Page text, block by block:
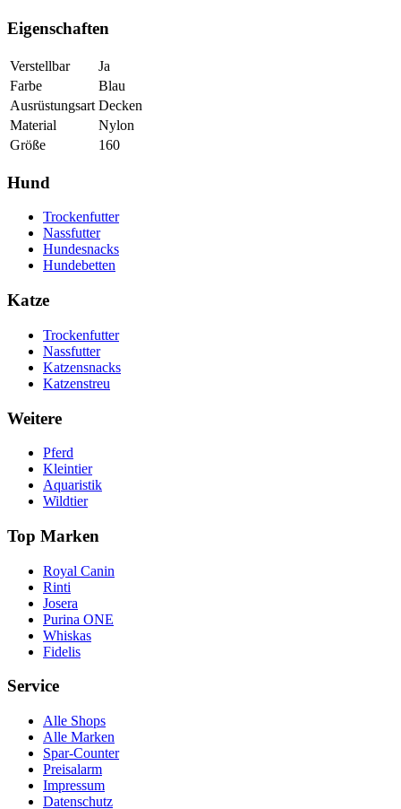
Eigenschaften
Verstellbar
Ja
Farbe
Blau
Ausrüstungsart Decken
Material
Nylon
Größe
160
Hund
Trockenfutter
Nassfutter
Hundesnacks
Hundebetten
Katze
Trockenfutter
Nassfutter
Katzensnacks
Katzenstreu
Weitere
Pferd
Kleintier
Aquaristik
Wildtier
Top Marken
Royal Canin
Rinti
Josera
Purina ONE
Whiskas
Fidelis
Service
Alle Shops
Alle Marken
Spar-Counter
Preisalarm
Impressum
Datenschutz